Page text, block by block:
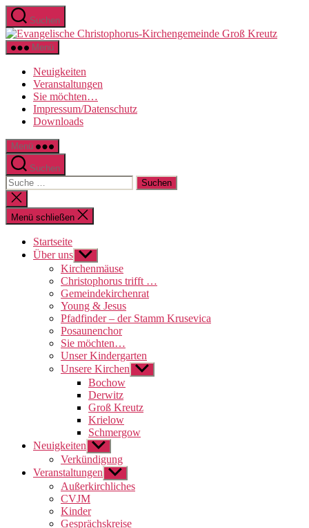
Direkt
zum
Inhalt
wechseln
Suchen
Menü
Neuigkeiten
Veranstaltungen
Sie möchten…
Impressum/Datenschutz
Downloads
Menü
Suchen
Suche
nach:
Suche
schließen
Menü schließen
Startseite
Über uns Untermenü
anzeigen
Kirchenmäuse
Christophorus trifft …
Gemeindekirchenrat
Young & Jesus
Pfadfinder – der Stamm Krusevica
Posaunenchor
Sie möchten…
Unser Kindergarten
Unsere Kirchen Untermenü
anzeigen
Bochow
Derwitz
Groß Kreutz
Krielow
Schmergow
Neuigkeiten Untermenü
anzeigen
Verkündigung
Veranstaltungen Untermenü
anzeigen
Außerkirchliches
CVJM
Kinder
Gesprächskreise